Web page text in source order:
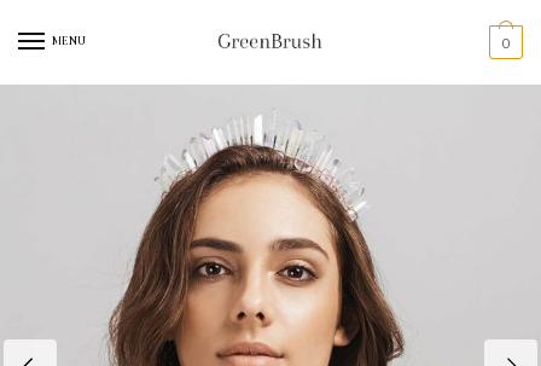
MENU 0